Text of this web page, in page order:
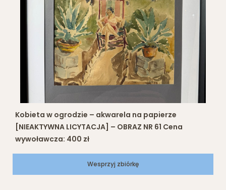
Kobieta w ogrodzie – akwarela na papierze
[NIEAKTYWNA LICYTACJA] – OBRAZ NR 61 Cena
wywoławcza: 400 zł
Wesprzyj zbiórkę